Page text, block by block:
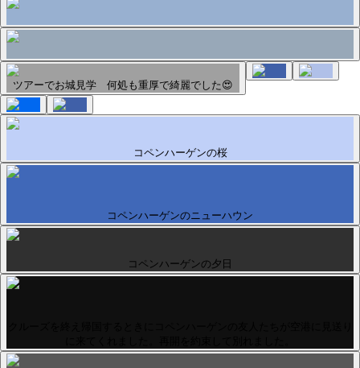
ツアーでお城見学 何処も重厚で綺麗でした😍
コペンハーゲンの桜
コペンハーゲンのニューハウン
コペンハーゲンの夕日